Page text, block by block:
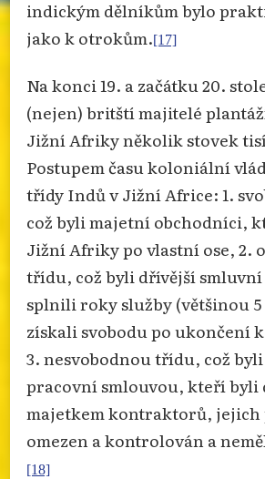
indickým dělníkům bylo
jako k otrokům.[17]
Na konci 19. a začátku 20.
(nejen) britští majitelé
Jižní Afriky několik stovek
Postupem času koloniální
třídy Indů v Jižní Africe: 1.
což byli majetní obchodníci,
Jižní Afriky po vlastní ose, 2.
třídu, což byli dřívější
splnili roky služby (většinou 5
získali svobodu po ukončení
3. nesvobodnou třídu, což
pracovní smlouvou, kteří byli
majetkem kontraktorů, jejich
omezen a kontrolován a
[18]